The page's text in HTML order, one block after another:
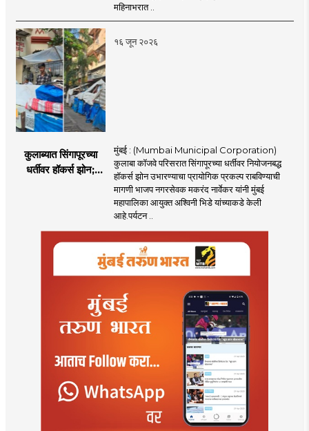
महिनाभरात ..
१६ जून २०२६
कुलाब्यात सिंगापूरच्या
धर्तीवर हॉकर्स झोन;
आयुक्तांना पत्र
मुंबई : (Mumbai Municipal Corporation)
कुलाबा कॉजवे परिसरात सिंगापूरच्या धर्तीवर नियोजनबद्ध
हॉकर्स झोन उभारण्याचा प्रायोगिक प्रकल्प राबविण्याची
मागणी भाजप नगरसेवक मकरंद नार्वेकर यांनी मुंबई
महापालिका आयुक्त अश्विनी भिडे यांच्याकडे केली
आहे.पर्यटन ..